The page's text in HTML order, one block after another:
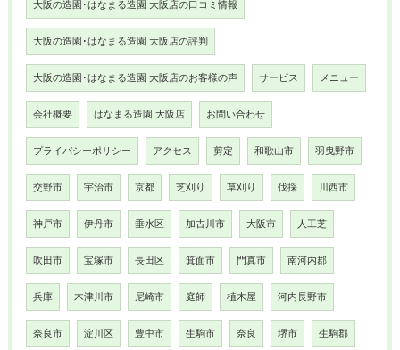
大阪の造園･はなまる造園 大阪店の口コミ情報
大阪の造園･はなまる造園 大阪店の評判
大阪の造園･はなまる造園 大阪店のお客様の声 サービス メニュー
会社概要 はなまる造園 大阪店 お問い合わせ
プライバシーポリシー アクセス 剪定 和歌山市 羽曳野市
交野市 宇治市 京都 芝刈り 草刈り 伐採 川西市
神戸市 伊丹市 垂水区 加古川市 大阪市 人工芝
吹田市 宝塚市 長田区 箕面市 門真市 南河内郡
兵庫 木津川市 尼崎市 庭師 植木屋 河内長野市
奈良市 淀川区 豊中市 生駒市 奈良 堺市 生駒郡